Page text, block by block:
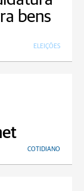
bens
ELEIÇÕES
COTIDIANO